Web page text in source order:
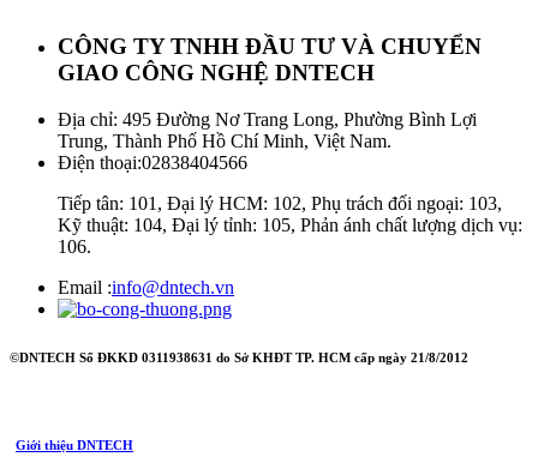
CÔNG TY TNHH ĐẦU TƯ VÀ CHUYỂN
GIAO CÔNG NGHỆ DNTECH
Địa chỉ: 495 Đường Nơ Trang Long, Phường Bình Lợi
Trung, Thành Phố Hồ Chí Minh, Việt Nam.
Điện thoại:02838404566
Tiếp tân: 101, Đại lý HCM: 102, Phụ trách đối ngoại: 103,
Kỹ thuật: 104, Đại lý tỉnh: 105, Phản ánh chất lượng dịch vụ:
106.
Email :info@dntech.vn
©DNTECH Số ĐKKD 0311938631 do Sở KHĐT TP. HCM cấp ngày 21/8/2012
Giới thiệu DNTECH